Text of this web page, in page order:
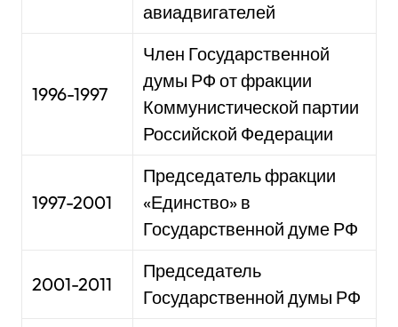
авиадвигателей
1996-1997
Член Государственной
думы РФ от фракции
Коммунистической партии
Российской Федерации
1997-2001
Председатель фракции
«Единство» в
Государственной думе РФ
2001-2011
Председатель
Государственной думы РФ